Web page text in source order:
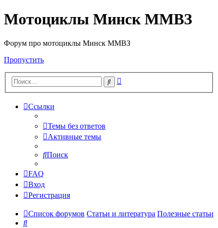
Мотоциклы Минск ММВЗ
Форум про мотоциклы Минск ММВЗ
Пропустить
Поиск
Ссылки
Темы без ответов
Активные темы
Поиск
FAQ
Вход
Регистрация
Список форумов Статьи и литература Полезные статьи
Поиск